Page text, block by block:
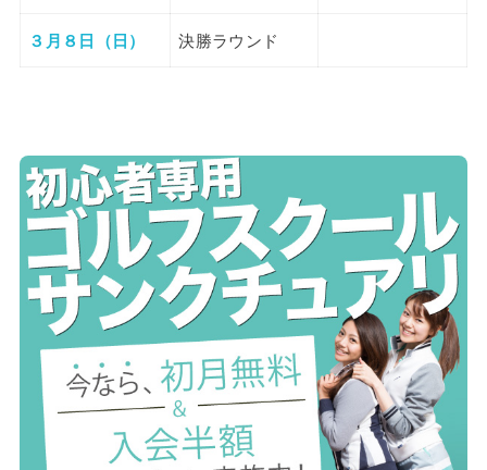
３月８日（日） 決勝ラウンド